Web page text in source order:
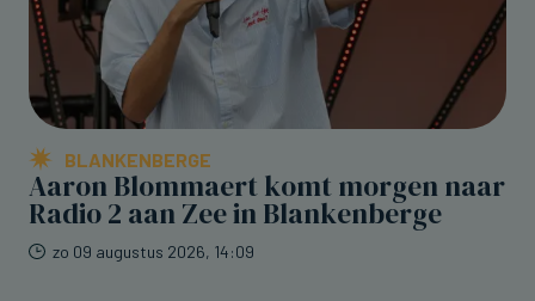
BLANKENBERGE
Aaron Blommaert komt morgen naar
Radio 2 aan Zee in Blankenberge
zo 09 augustus 2026, 14:09